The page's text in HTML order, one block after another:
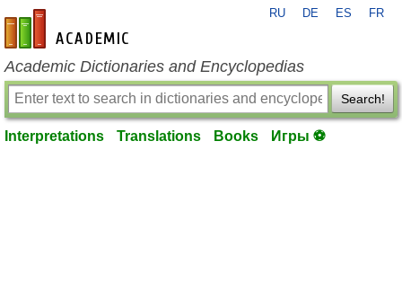
en-academic.com
RU DE ES FR
Academic Dictionaries and Encyclopedias
Search!
Interpretations Translations Books Игры ⚽